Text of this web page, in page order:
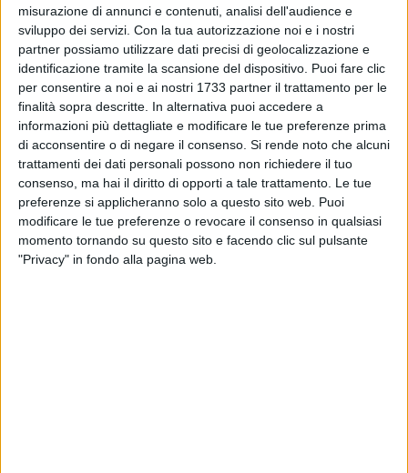
misurazione di annunci e contenuti, analisi dell'audience e
sviluppo dei servizi. Con la tua autorizzazione noi e i nostri
partner possiamo utilizzare dati precisi di geolocalizzazione e
identificazione tramite la scansione del dispositivo. Puoi fare clic
per consentire a noi e ai nostri 1733 partner il trattamento per le
finalità sopra descritte. In alternativa puoi accedere a
informazioni più dettagliate e modificare le tue preferenze prima
di acconsentire o di negare il consenso. Si rende noto che alcuni
trattamenti dei dati personali possono non richiedere il tuo
consenso, ma hai il diritto di opporti a tale trattamento. Le tue
preferenze si applicheranno solo a questo sito web. Puoi
modificare le tue preferenze o revocare il consenso in qualsiasi
momento tornando su questo sito e facendo clic sul pulsante
"Privacy" in fondo alla pagina web.
Universo Salute - Opera Don Uva e proseguirà lungo via
Giovanni Bovio, via professor Mauro Di Terlizzi, via San
Giovanni Paolo II, via Giuseppe Di Vittorio, via Luigi Papagni,
per poi arrivare in via San Lorenzo e alla parrocchia. Seguirà
alle 18:30 la celebrazione eucaristica presieduta da padre
Raffaele De Fulvio, rettore del santuario di San Gabriele
dell'Addolorata, seguita dalla compieta comunitaria alle
21:30.
Martedì 18 febbraio, giorno della consolazione, alle 8:30 si
terrà la celebrazione delle lodi mattutine, alle 9 la
celebrazione eucaristica e alle 10 la visita agli ammalati da
parte dei padri passionisti. Alle 12:30 avrà luogo la